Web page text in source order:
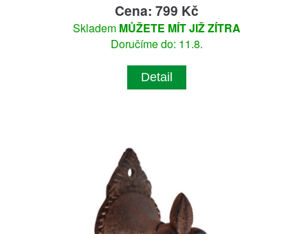
Cena: 799 Kč
Skladem MŮŽETE MÍT JIŽ ZÍTRA
Doručíme do: 11.8.
Detail